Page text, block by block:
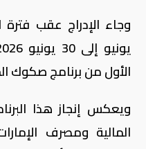
الأول من برنامج صكوك
ويعكس إنجاز هذا
المالية ومصرف